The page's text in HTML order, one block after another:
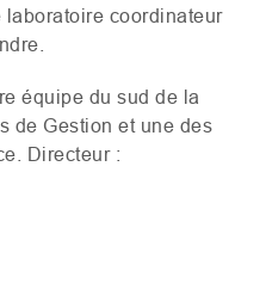
laboratoire coordinateur
équipe du sud de la
de Gestion et une des
Directeur :